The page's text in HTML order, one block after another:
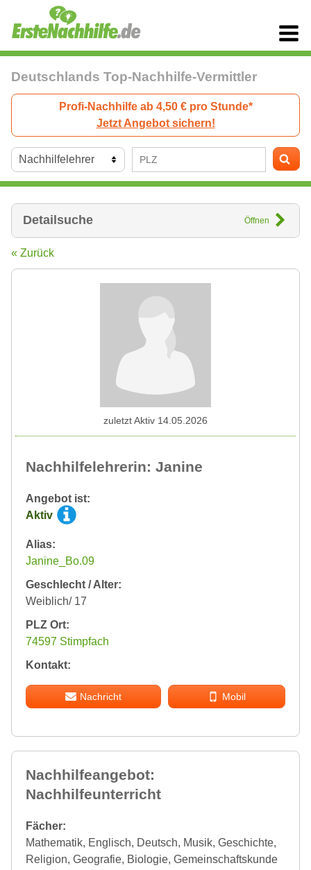
Deutschlands Top-Nachhilfe-Vermittler
Profi-Nachhilfe ab 4,50 € pro Stunde*
Jetzt Angebot sichern!
Detailsuche Öffnen
« Zurück
Nachhilfelehrerin: Janine
Angebot ist:
Aktiv
Alias:
Janine_Bo.09
Geschlecht / Alter:
Weiblich/ 17
PLZ Ort:
74597 Stimpfach
Kontakt:
Nachricht Mobil
zuletzt Aktiv 14.05.2026
Nachhilfeangebot:
Nachhilfeunterricht
Fächer:
Mathematik, Englisch, Deutsch, Musik, Geschichte,
Religion, Geografie, Biologie, Gemeinschaftskunde